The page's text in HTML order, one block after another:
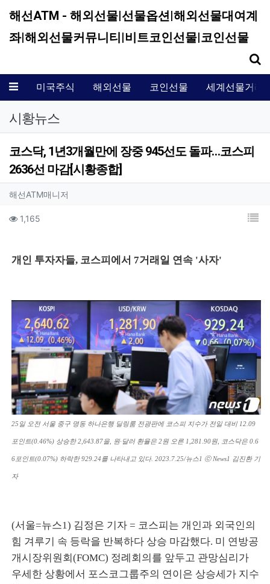
해선ATM - 해외선물|선물옵션|해외선물대여계
좌|해외선물커뮤니티|비트코인선물|코인선물
메뉴 미국주식 해외선물 코인선물 세계선물거래
시황뉴스
코스닥, 1년3개월만에 장중 945선도 돌파…코스피
2636선 마감[시황종합]
작성자 정보
해선ATM매니저
컨텐츠 정보
1,165 목
개인 투자자들, 코스피에서 7거래일 연속 '사자'
25일 오전 서울 중구 명동 하나은행 딜링룸 전광판에 코스피 지수가 전일 대비 12.09
포인트(0.46%) 상승한 2,643.87을, 원·달러 환율은 2원 오른 1,281.90원, 코스닥은 0.6
6포인트(0.07%) 하락한 929.24를 나타내고 있다. 2023.7.25/뉴스1 ⓒ News1 김진환 기
자
(서울=뉴스1) 김정은 기자 = 코스피는 개인과 외국인의
힘 겨루기 속 등락을 반복하다 상승 마감했다. 미 연방공
개시장위원회(FOMC) 정례회의를 앞두고 관망심리가
우세한 상황에서 포스코그룹주의 연이은 상승세가 지수